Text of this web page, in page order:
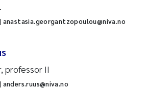
anastasia.georgantzopoulou@niva.no
professor II
anders.ruus@niva.no